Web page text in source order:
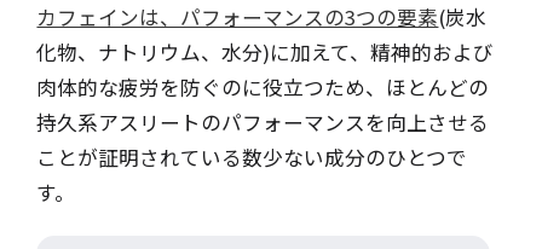
カフェインは、パフォーマンスの3つの要素(炭水
化物、ナトリウム、水分)に加えて、精神的および
肉体的な疲労を防ぐのに役立つため、ほとんどの
持久系アスリートのパフォーマンスを向上させる
ことが証明されている数少ない成分のひとつで
す。